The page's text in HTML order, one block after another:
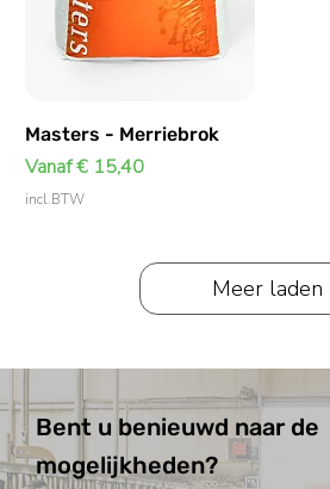
Masters - Merriebrok
Vanaf€ 15,40
Verkoopprijs
incl.BTW
Meer laden
Bent u benieuwd naar de
mogelijkheden?